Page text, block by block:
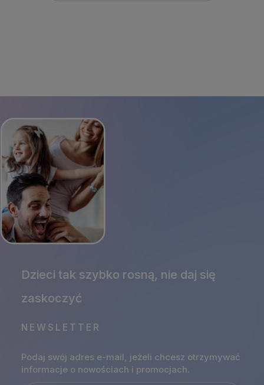
NEWSLETTER
Podaj swój adres e-mail, jeżeli chcesz otrzymywać
informacje o nowościach i promocjach.